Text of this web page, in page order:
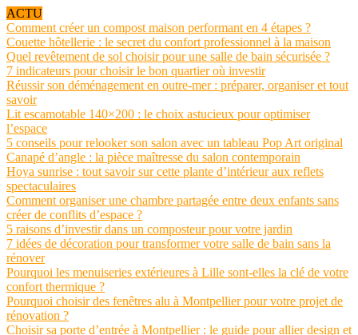
ACTU
Comment créer un compost maison performant en 4 étapes ?
Couette hôtellerie : le secret du confort professionnel à la maison
Quel revêtement de sol choisir pour une salle de bain sécurisée ?
7 indicateurs pour choisir le bon quartier où investir
Réussir son déménagement en outre-mer : préparer, organiser et tout
savoir
Lit escamotable 140×200 : le choix astucieux pour optimiser
l’espace
5 conseils pour relooker son salon avec un tableau Pop Art original
Canapé d’angle : la pièce maîtresse du salon contemporain
Hoya sunrise : tout savoir sur cette plante d’intérieur aux reflets
spectaculaires
Comment organiser une chambre partagée entre deux enfants sans
créer de conflits d’espace ?
5 raisons d’investir dans un composteur pour votre jardin
7 idées de décoration pour transformer votre salle de bain sans la
rénover
Pourquoi les menuiseries extérieures à Lille sont-elles la clé de votre
confort thermique ?
Pourquoi choisir des fenêtres alu à Montpellier pour votre projet de
rénovation ?
Choisir sa porte d’entrée à Montpellier : le guide pour allier design et